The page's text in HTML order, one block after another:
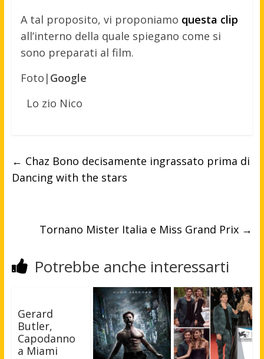
A tal proposito, vi proponiamo questa clip
all’interno della quale spiegano come si
sono preparati al film.
Foto| Google
Lo zio Nico
← Chaz Bono decisamente ingrassato prima di
Dancing with the stars
Tornano Mister Italia e Miss Grand Prix →
Potrebbe anche interessarti
Gerard
Butler,
Capodanno
a Miami